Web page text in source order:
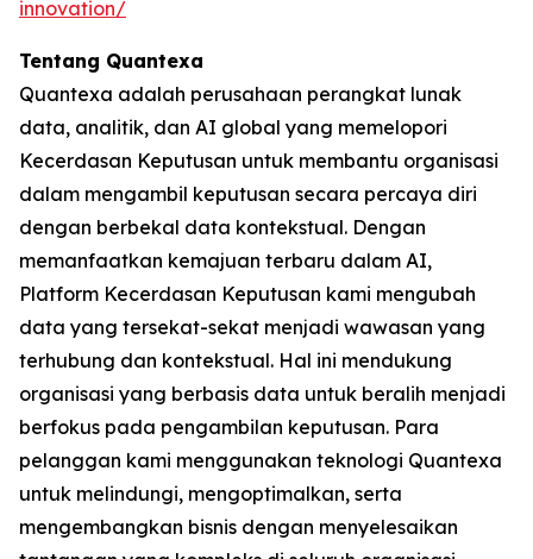
innovation/
Tentang Quantexa
Quantexa adalah perusahaan perangkat lunak
data, analitik, dan AI global yang memelopori
Kecerdasan Keputusan untuk membantu organisasi
dalam mengambil keputusan secara percaya diri
dengan berbekal data kontekstual. Dengan
memanfaatkan kemajuan terbaru dalam AI,
Platform Kecerdasan Keputusan kami mengubah
data yang tersekat-sekat menjadi wawasan yang
terhubung dan kontekstual. Hal ini mendukung
organisasi yang berbasis data untuk beralih menjadi
berfokus pada pengambilan keputusan. Para
pelanggan kami menggunakan teknologi Quantexa
untuk melindungi, mengoptimalkan, serta
mengembangkan bisnis dengan menyelesaikan